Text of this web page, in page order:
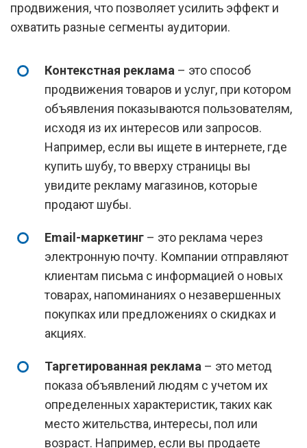
продвижения, что позволяет усилить эффект и
охватить разные сегменты аудитории.
Контекстная реклама – это способ
продвижения товаров и услуг, при котором
объявления показываются пользователям,
исходя из их интересов или запросов.
Например, если вы ищете в интернете, где
купить шубу, то вверху страницы вы
увидите рекламу магазинов, которые
продают шубы.
Email-маркетинг – это реклама через
электронную почту. Компании отправляют
клиентам письма с информацией о новых
товарах, напоминаниях о незавершенных
покупках или предложениях о скидках и
акциях.
Таргетированная реклама – это метод
показа объявлений людям с учетом их
определенных характеристик, таких как
место жительства, интересы, пол или
возраст. Например, если вы продаете